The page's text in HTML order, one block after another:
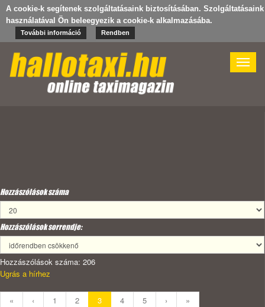
A cookie-k segítenek szolgáltatásaink biztosításában. Szolgáltatásaink
használatával Ön beleegyezik a cookie-k alkalmazásába.
További információ Rendben
Toggle
Hozzászólások száma
Hozzászólások sorrendje:
Hozzászólások száma: 206
Ugrás a hírhez
« ‹ 1 2 3 4 5 › »